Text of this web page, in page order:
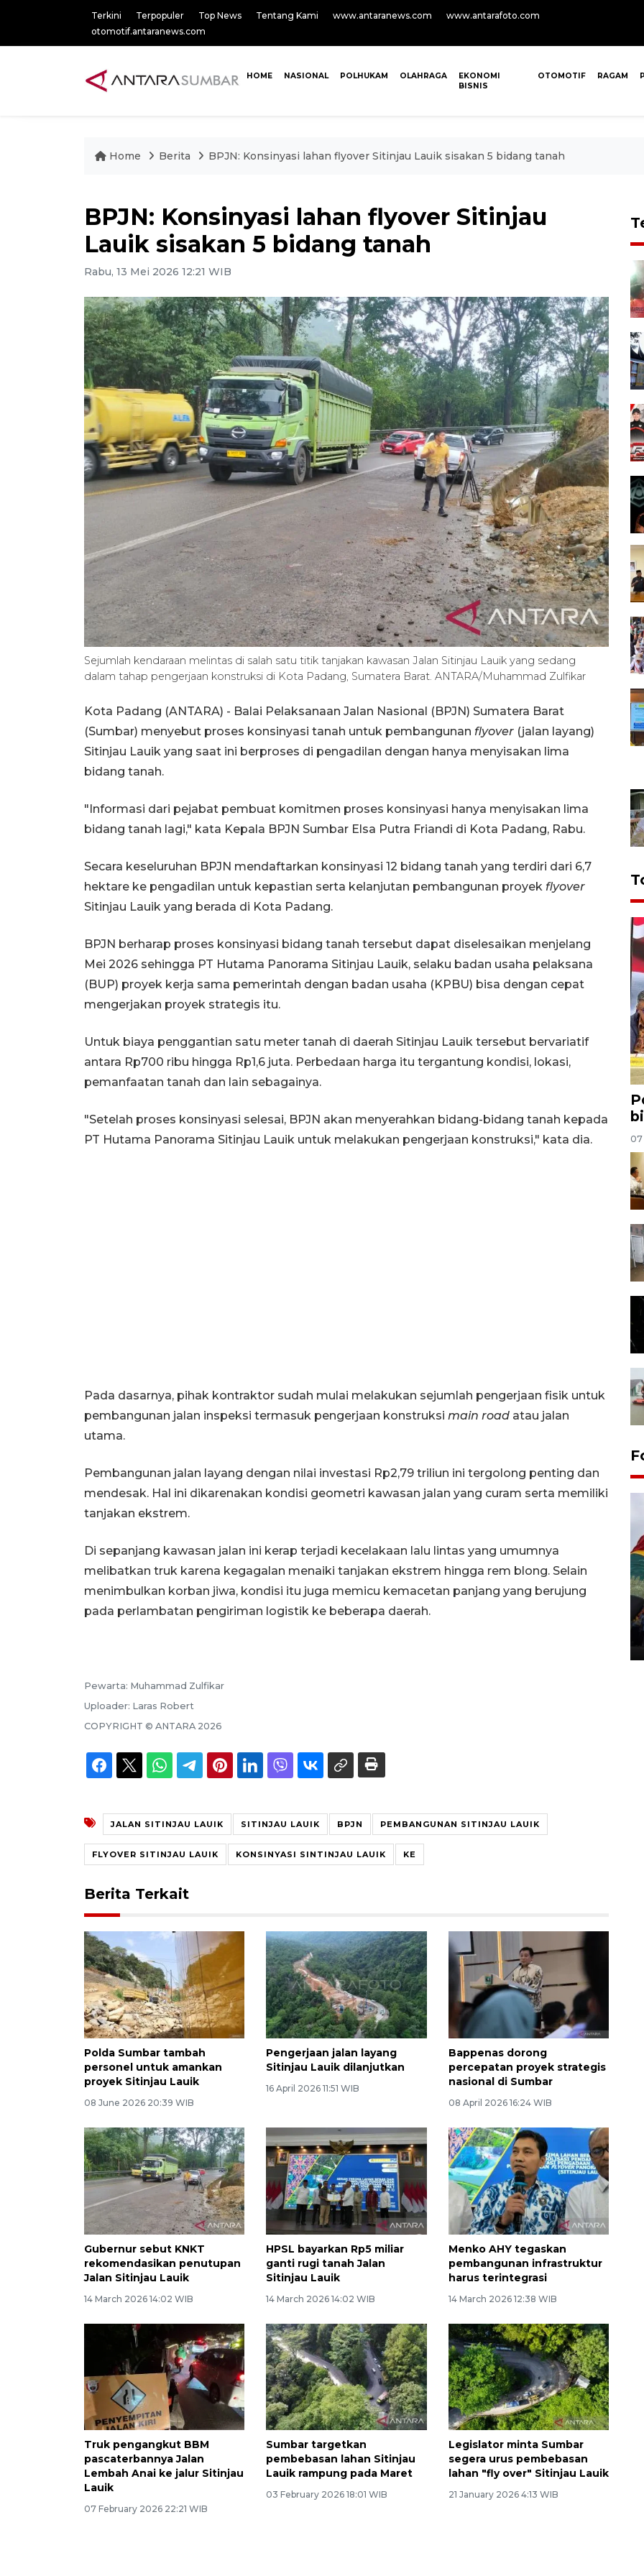
Terkini Terpopuler Top News Tentang Kami www.antaranews.com
www.antarafoto.com
otomotif.antaranews.com
HOME NASIONAL POLHUKAM OLAHRAGA
EKONOMI
BISNIS
OTOMOTIF RAGAM
Home Berita BPJN: Konsinyasi lahan flyover Sitinjau Lauik sisakan 5 bidang tanah
BPJN: Konsinyasi lahan flyover Sitinjau
Lauik sisakan 5 bidang tanah
Rabu, 13 Mei 2026 12:21 WIB
Sejumlah kendaraan melintas di salah satu titik tanjakan kawasan Jalan Sitinjau Lauik yang sedang
dalam tahap pengerjaan konstruksi di Kota Padang, Sumatera Barat. ANTARA/Muhammad Zulfikar
Kota Padang (ANTARA) - Balai Pelaksanaan Jalan Nasional (BPJN) Sumatera Barat
(Sumbar) menyebut proses konsinyasi tanah untuk pembangunan flyover (jalan layang)
Sitinjau Lauik yang saat ini berproses di pengadilan dengan hanya menyisakan lima
bidang tanah.
"Informasi dari pejabat pembuat komitmen proses konsinyasi hanya menyisakan lima
bidang tanah lagi," kata Kepala BPJN Sumbar Elsa Putra Friandi di Kota Padang, Rabu.
Secara keseluruhan BPJN mendaftarkan konsinyasi 12 bidang tanah yang terdiri dari 6,7
hektare ke pengadilan untuk kepastian serta kelanjutan pembangunan proyek flyover
Sitinjau Lauik yang berada di Kota Padang.
BPJN berharap proses konsinyasi bidang tanah tersebut dapat diselesaikan menjelang
Mei 2026 sehingga PT Hutama Panorama Sitinjau Lauik, selaku badan usaha pelaksana
(BUP) proyek kerja sama pemerintah dengan badan usaha (KPBU) bisa dengan cepat
mengerjakan proyek strategis itu.
Untuk biaya penggantian satu meter tanah di daerah Sitinjau Lauik tersebut bervariatif
antara Rp700 ribu hingga Rp1,6 juta. Perbedaan harga itu tergantung kondisi, lokasi,
pemanfaatan tanah dan lain sebagainya.
"Setelah proses konsinyasi selesai, BPJN akan menyerahkan bidang-bidang tanah kepada
PT Hutama Panorama Sitinjau Lauik untuk melakukan pengerjaan konstruksi," kata dia.
Pada dasarnya, pihak kontraktor sudah mulai melakukan sejumlah pengerjaan fisik untuk
pembangunan jalan inspeksi termasuk pengerjaan konstruksi main road atau jalan
utama.
Pembangunan jalan layang dengan nilai investasi Rp2,79 triliun ini tergolong penting dan
mendesak. Hal ini dikarenakan kondisi geometri kawasan jalan yang curam serta memiliki
tanjakan ekstrem.
Di sepanjang kawasan jalan ini kerap terjadi kecelakaan lalu lintas yang umumnya
melibatkan truk karena kegagalan menaiki tanjakan ekstrem hingga rem blong. Selain
menimbulkan korban jiwa, kondisi itu juga memicu kemacetan panjang yang berujung
pada perlambatan pengiriman logistik ke beberapa daerah.
Pewarta: Muhammad Zulfikar
Uploader: Laras Robert
COPYRIGHT © ANTARA 2026
JALAN SITINJAU LAUIK SITINJAU LAUIK BPJN PEMBANGUNAN SITINJAU LAUIK
FLYOVER SITINJAU LAUIK KONSINYASI SINTINJAU LAUIK KE
Berita Terkait
Polda Sumbar tambah
personel untuk amankan
proyek Sitinjau Lauik
08 June 2026 20:39 WIB
Pengerjaan jalan layang
Sitinjau Lauik dilanjutkan
16 April 2026 11:51 WIB
Bappenas dorong
percepatan proyek strategis
nasional di Sumbar
08 April 2026 16:24 WIB
Gubernur sebut KNKT
rekomendasikan penutupan
Jalan Sitinjau Lauik
14 March 2026 14:02 WIB
HPSL bayarkan Rp5 miliar
ganti rugi tanah Jalan
Sitinjau Lauik
14 March 2026 14:02 WIB
Menko AHY tegaskan
pembangunan infrastruktur
harus terintegrasi
14 March 2026 12:38 WIB
Truk pengangkut BBM
pascaterbannya Jalan
Lembah Anai ke jalur Sitinjau
Lauik
07 February 2026 22:21 WIB
Sumbar targetkan
pembebasan lahan Sitinjau
Lauik rampung pada Maret
03 February 2026 18:01 WIB
Legislator minta Sumbar
segera urus pembebasan
lahan "fly over" Sitinjau Lauik
21 January 2026 4:13 WIB
07
Penggantian konstruksi jalan